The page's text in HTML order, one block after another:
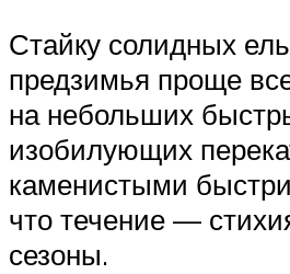
Стайку солидных
предзимья проще
на небольших
изобилующих
каменистыми
что течение —
сезоны.